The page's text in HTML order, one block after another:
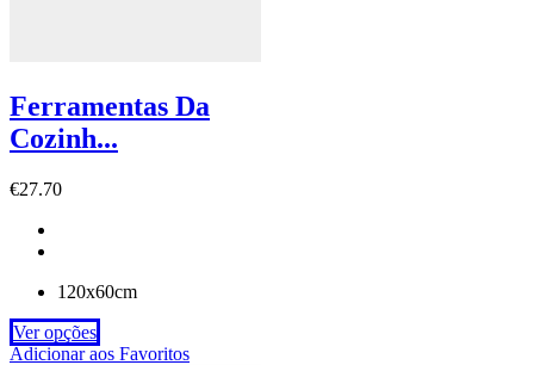
Ferramentas Da
Cozinh...
€27.70
120x60cm
Ver opções
Adicionar aos Favoritos